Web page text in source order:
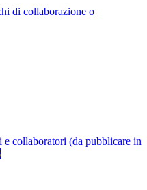
di collaborazione o
e collaboratori (da pubblicare in